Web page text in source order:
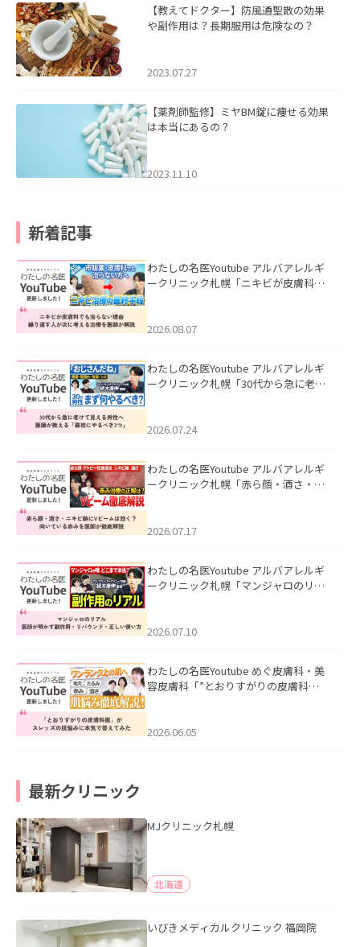
【教えてドクター】防風通聖散の効果
や副作用は？長期服用は危険なの？
2023.07.27
【薬剤師監修】ミヤBM錠に痩せる効果
は本当にあるの？
2023.11.10
新着記事
わたしの名医Youtube アルバアレルギ
ークリニック札幌「ニキビが皮膚科で
ました。
2026.08.07
わたしの名医Youtube アルバアレルギ
ークリニック札幌「30代から急に老け
た。
2026.07.24
わたしの名医Youtube アルバアレルギ
ークリニック札幌「赤ら顔・酒さ・ニ
した。
2026.07.17
わたしの名医Youtube アルバアレルギ
ークリニック札幌「マンジャロのリア
た。
2026.07.10
わたしの名医Youtube めぐ皮膚科・美
容皮膚科「”とおりすがりの皮膚科
2026.06.05
最新クリニック
MJクリニック札幌
北海道
いびきメディカルクリニック 福岡院